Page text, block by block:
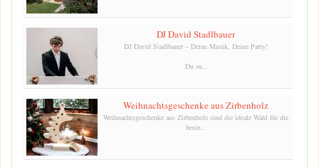
DJ David Stadlbauer
DJ David Stadlbauer – Deine Musik, Deine Party!
Du su..
Weihnachtsgeschenke aus Zirbenholz
Weihnachtsgeschenke aus Zirbenholz sind die ideale Wahl für die
besin..